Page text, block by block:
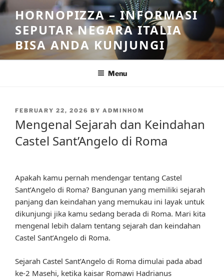
Skip
to
content
HORNOPIZZA – INFORMASI
SEPUTAR NEGARA ITALIA
BISA ANDA KUNJUNGI
Menu
POSTED
FEBRUARY 22, 2026 BY ADMINHOM
Mengenal Sejarah dan Keindahan
Castel Sant’Angelo di Roma
Apakah kamu pernah mendengar tentang Castel
Sant’Angelo di Roma? Bangunan yang memiliki sejarah
panjang dan keindahan yang memukau ini layak untuk
dikunjungi jika kamu sedang berada di Roma. Mari kita
mengenal lebih dalam tentang sejarah dan keindahan
Castel Sant’Angelo di Roma.
Sejarah Castel Sant’Angelo di Roma dimulai pada abad
ke-2 Masehi, ketika kaisar Romawi Hadrianus